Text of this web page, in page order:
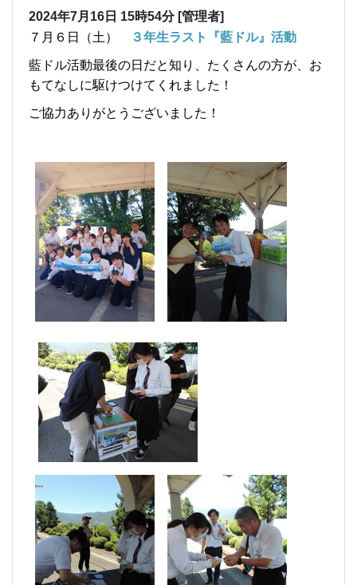
2024年7月16日 15時54分 [管理者]
７月６日（土）
３年生ラスト『藍ドル』活動
藍ドル活動最後の日だと知り、たくさんの方が、お
もてなしに駆けつけてくれました！
ご協力ありがとうございました！